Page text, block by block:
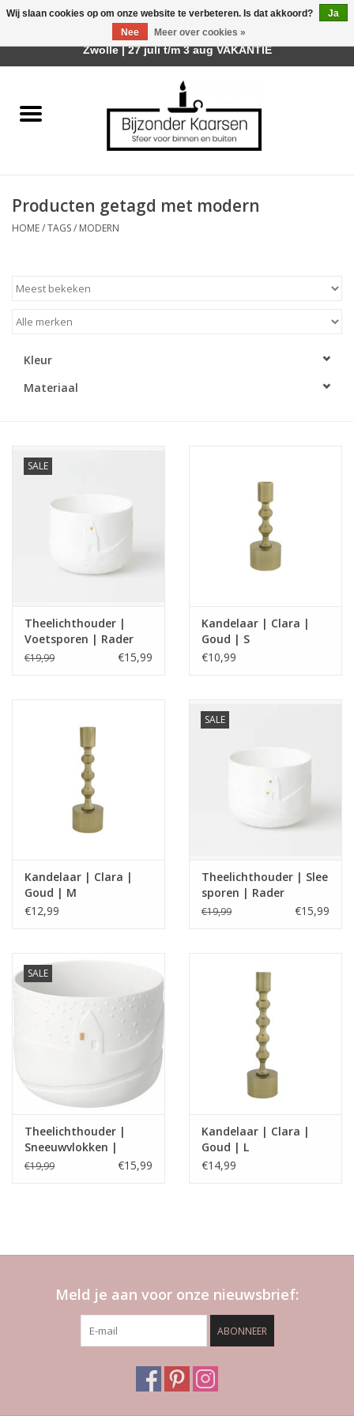
Räder Design Stories
Geurkaarsen
LED Kaarsen
Relatiegeschenken & Bedankjes
Merken
Producten getagd met modern
HOME/TAGS/ MODERN
Kleur
Materiaal
SALE
Theelichthouder |
Voetsporen | Rader
€19,99 €15,99
Kandelaar | Clara |
Goud | S
€10,99
Kandelaar | Clara |
Goud | M
€12,99
SALE
Theelichthouder | Slee
sporen | Rader
€19,99 €15,99
SALE
Theelichthouder |
Sneeuwvlokken |
Rader
€19,99 €15,99
Kandelaar | Clara |
Goud | L
€14,99
Meld je aan voor onze nieuwsbrief:
ABONNEER
Wij slaan cookies op om onze website te verbeteren. Is dat akkoord?
Ja
Nee
Meer over cookies »
Afhalen is mogelijk bij mijn winkel Trotz | Belvederelaan 107
Zwolle | 27 juli t/m 3 aug VAKANTIE